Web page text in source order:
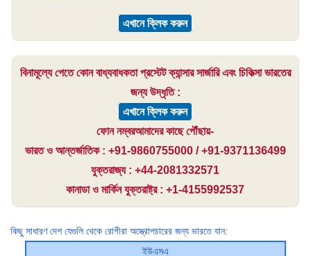
এখানে ক্লিক করুন
বিনামূল্যে পেতে কোন বাধ্যবাধকতা প্রস্টেট ক্যান্সার সার্জারি এবং চিকিত্সা ভারতের
জন্য উদ্ধৃতি :
এখানে ক্লিক করুন
ফোন নম্বরআমাদের কাছে পৌঁছায়-
ভারত ও আন্তর্জাতিক : +91-9860755000 / +91-9371136499
যুক্তরাজ্য : +44-2081332571
কানাডা ও মার্কিন যুক্তরাষ্ট্র : +1-4155992537
কিছু সাধারণ দেশ যেগুলি থেকে রোগীরা অস্ত্রোপচারের জন্য ভারতে যান:
ইউএসএ